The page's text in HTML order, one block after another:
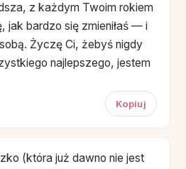
z każdym Twoim rokiem
jak bardzo się zmieniłaś — i
Życzę Ci, żebyś nigdy
najlepszego, jestem
Kopiuj
(która już dawno nie jest